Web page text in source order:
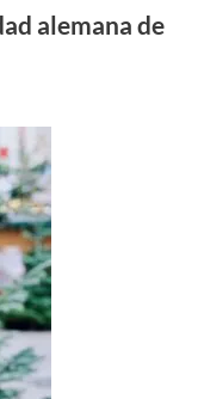
alemana de